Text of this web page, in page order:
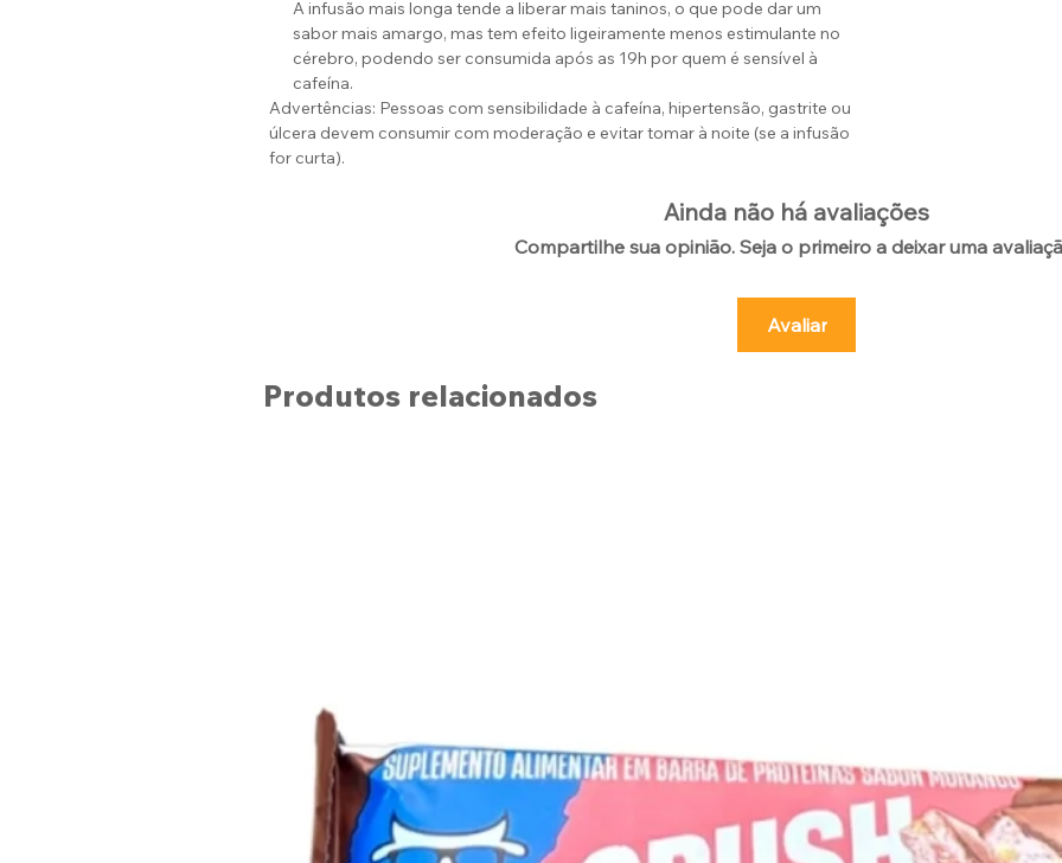
A infusão mais longa tende a liberar mais taninos, o que pode dar um
sabor mais amargo, mas tem efeito ligeiramente menos estimulante no
cérebro, podendo ser consumida após as 19h por quem é sensível à
cafeína.
Advertências: Pessoas com sensibilidade à cafeína, hipertensão, gastrite ou
úlcera devem consumir com moderação e evitar tomar à noite (se a infusão
for curta).
Ainda não há avaliações
Compartilhe sua opinião. Seja o primeiro a deixar uma
Avaliar
Produtos relacionados